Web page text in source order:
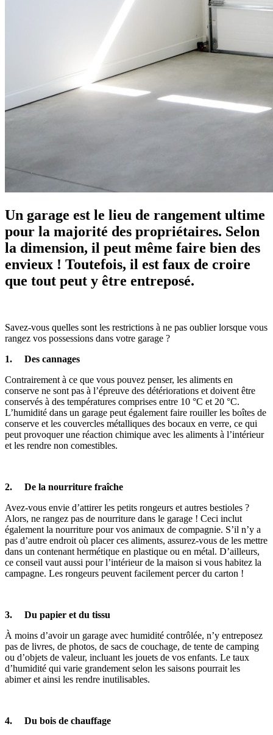
Un garage est le lieu de rangement ultime
pour la majorité des propriétaires. Selon
la dimension, il peut même faire bien des
envieux ! Toutefois, il est faux de croire
que tout peut y être entreposé.
Savez-vous quelles sont les restrictions à ne pas oublier lorsque vous
rangez vos possessions dans votre garage ?
1. Des cannages
Contrairement à ce que vous pouvez penser, les aliments en
conserve ne sont pas à l’épreuve des détériorations et doivent être
conservés à des températures comprises entre 10 °C et 20 °C.
L’humidité dans un garage peut également faire rouiller les boîtes de
conserve et les couvercles métalliques des bocaux en verre, ce qui
peut provoquer une réaction chimique avec les aliments à l’intérieur
et les rendre non comestibles.
2. De la nourriture fraîche
Avez-vous envie d’attirer les petits rongeurs et autres bestioles ?
Alors, ne rangez pas de nourriture dans le garage ! Ceci inclut
également la nourriture pour vos animaux de compagnie. S’il n’y a
pas d’autre endroit où placer ces aliments, assurez-vous de les mettre
dans un contenant hermétique en plastique ou en métal. D’ailleurs,
ce conseil vaut aussi pour l’intérieur de la maison si vous habitez la
campagne. Les rongeurs peuvent facilement percer du carton !
3. Du papier et du tissu
À moins d’avoir un garage avec humidité contrôlée, n’y entreposez
pas de livres, de photos, de sacs de couchage, de tente de camping
ou d’objets de valeur, incluant les jouets de vos enfants. Le taux
d’humidité qui varie grandement selon les saisons pourrait les
abimer et ainsi les rendre inutilisables.
4. Du bois de chauffage